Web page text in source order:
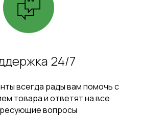
24/7
всегда рады вам помочь с
товара и ответят на все
вопросы